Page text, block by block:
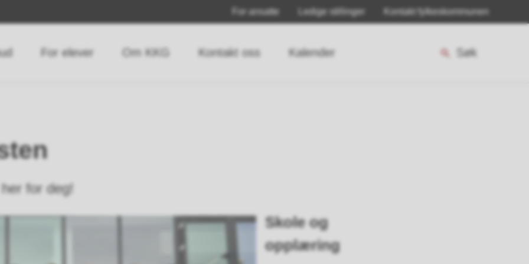
For ansatte Ledige stillinger Kontakt fylkeskommunen
For elever Om KKG Kontakt oss Kalender Søk
for deg!
Skole og
opplæring